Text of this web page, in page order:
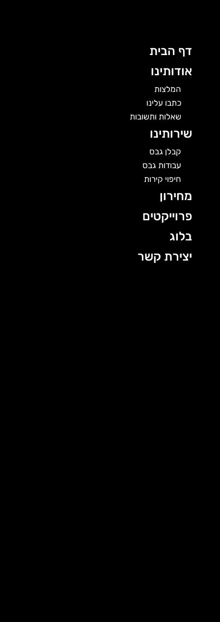
דף הבית
אודותינו
המלצות
כתבו עלינו
שאלות ותשובות
שירותינו
קבלן גבס
עבודות גבס
חיפוי קירות
מחירון
פרוייקטים
בלוג
יצירת קשר